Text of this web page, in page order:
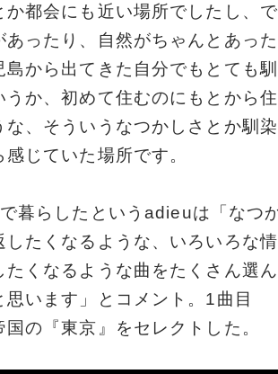
か都会にも近い場所でしたし、で
あったり、自然がちゃんとあった
島から出てきた自分でもとても馴
うか、初めて住むのにもとから住
な、そういうなつかしさとか馴染
じていた場所です。
暮らしたというadieuは「なつ
したくなるような、いろいろな情
たくなるような曲をたくさん選ん
思います」とコメント。1曲目
の『東京』をセレクトした。